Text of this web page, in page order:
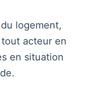
du logement,
tout acteur en
en situation
.